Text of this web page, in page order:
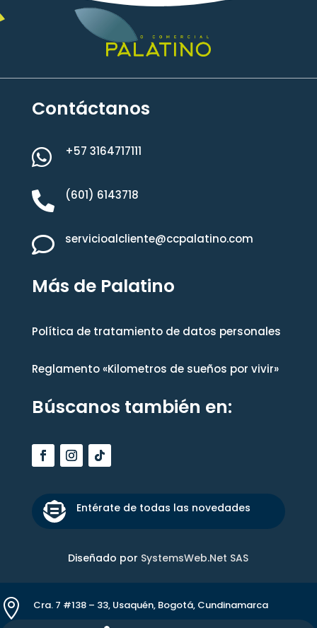
Contáctanos
 +57 3164717111
 (601) 6143718
 servicioalcliente@ccpalatino.com
Más de Palatino
Política de tratamiento de datos personales
Reglamento «Kilometros de sueños por vivir»
Búscanos también en:
 Entérate de todas las novedades
Diseñado por SystemsWeb.Net SAS
 Cra. 7 #138 – 33, Usaquén, Bogotá, Cundinamarca